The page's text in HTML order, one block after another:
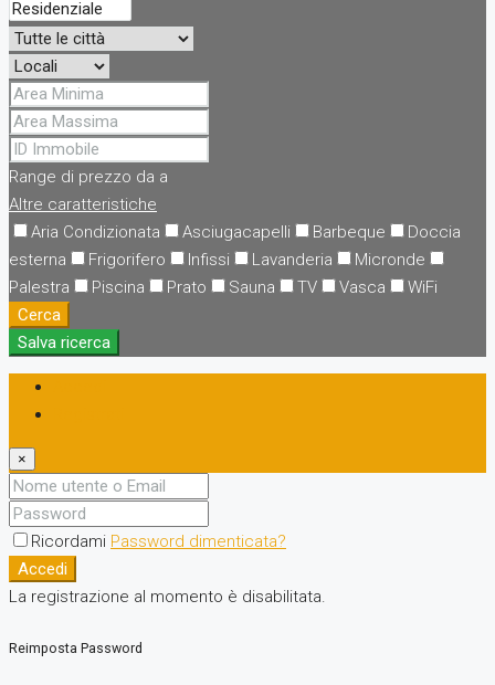
Range di prezzo da a
Altre caratteristiche
Aria Condizionata
Asciugacapelli Barbeque
Doccia
esterna
Frigorifero Infissi Lavanderia
Micronde
Palestra
Piscina Prato Sauna TV Vasca
WiFi
Cerca
Salva ricerca
×
Ricordami Password dimenticata?
Accedi
La registrazione al momento è disabilitata.
Reimposta Password